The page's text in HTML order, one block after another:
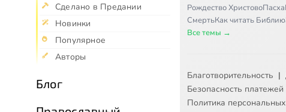
Сделано в Предании
Новинки
Популярное
Авторы
Блог
Рождество ХристовоПасха
СмертьКак читать Библию
Все темы →
Благотворительность |
Безопасность платежей
Политика